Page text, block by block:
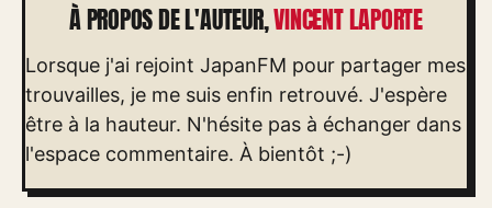
À PROPOS DE L'AUTEUR,VINCENT LAPORTE
Lorsque j'ai rejoint JapanFM pour partager mes
trouvailles, je me suis enfin retrouvé. J'espère
être à la hauteur. N'hésite pas à échanger dans
l'espace commentaire. À bientôt ;-)